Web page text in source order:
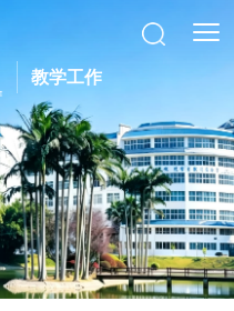
教学工作